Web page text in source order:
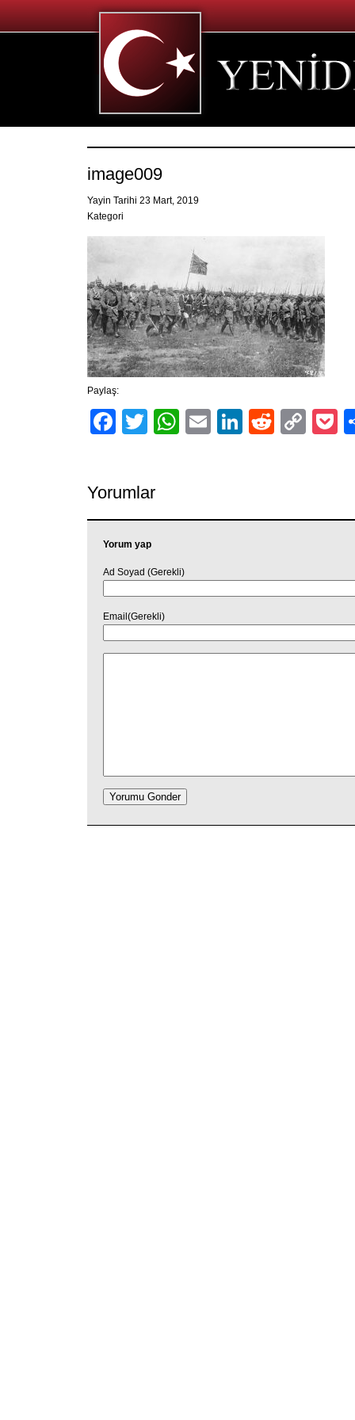
image009
Yayin Tarihi 23 Mart, 2019
Kategori
Paylaş:
Facebook
TwitterWhatsApp
EmailLinkedIn
Reddit
Yorumlar
Yorum yap
Ad Soyad (Gerekli)
Email(Gerekli)